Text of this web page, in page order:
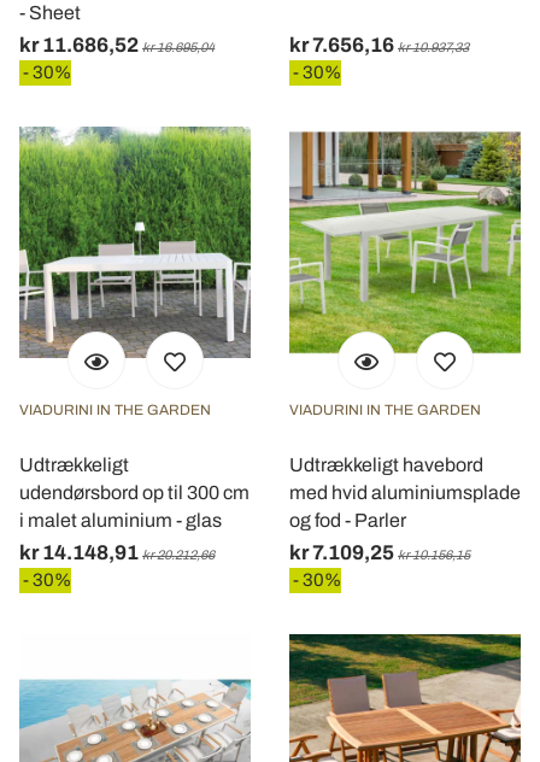
- Sheet
kr 11.686,52 kr 16.695,04
- 30%
kr 7.656,16 kr 10.937,33
- 30%
VIADURINI IN THE GARDEN
Udtrækkeligt
udendørsbord op til 300 cm
i malet aluminium - glas
kr 14.148,91 kr 20.212,66
- 30%
VIADURINI IN THE GARDEN
Udtrækkeligt havebord
med hvid aluminiumsplade
og fod - Parler
kr 7.109,25 kr 10.156,15
- 30%